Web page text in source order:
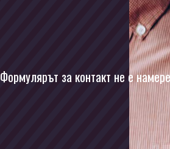
Формулярът за контакт не е